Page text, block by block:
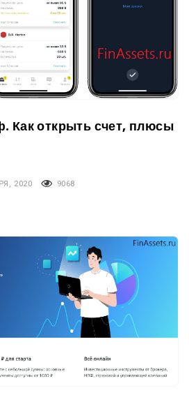
Как открыть счет, плюсы
2020 9068